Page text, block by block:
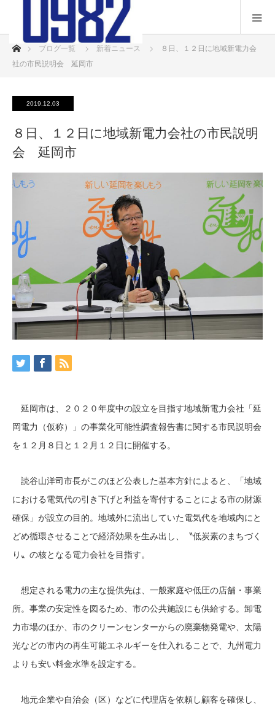
ホームブログ一覧 新着ニュース
８日、１２日に地域新電力会
社の市民説明会 延岡市
2019.12.03
８日、１２日に地域新電力会社の市民説明
会 延岡市
延岡市は、２０２０年度中の設立を目指す地域新電力会社「延
岡電力（仮称）」の事業化可能性調査報告書に関する市民説明会
を１２月８日と１２月１２日に開催する。
読谷山洋司市長がこのほど公表した基本方針によると、「地域
における電気代の引き下げと利益を寄付することによる市の財源
確保」が設立の目的。地域外に流出していた電気代を地域内にと
どめ循環させることで経済効果を生み出し、〝低炭素のまちづく
り〟の核となる電力会社を目指す。
想定される電力の主な提供先は、一般家庭や低圧の店舗・事業
所。事業の安定性を図るため、市の公共施設にも供給する。卸電
力市場のほか、市のクリーンセンターからの廃棄物発電や、太陽
光などの市内の再生可能エネルギーを仕入れることで、九州電力
よりも安い料金水準を設定する。
地元企業や自治会（区）などに代理店を依頼し顧客を確保し、